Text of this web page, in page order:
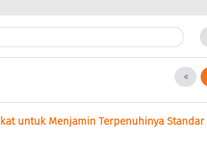
untuk Menjamin Terpenuhinya Standar